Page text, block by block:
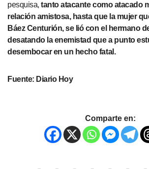
pesquisa,tanto atacante como atacado
relación amistosa, hasta que la mujer
Báez Centurión, se lió con el hermano
desatando la enemistad que a punto
desembocar en un hecho fatal.
Fuente: Diario Hoy
Comparte en: